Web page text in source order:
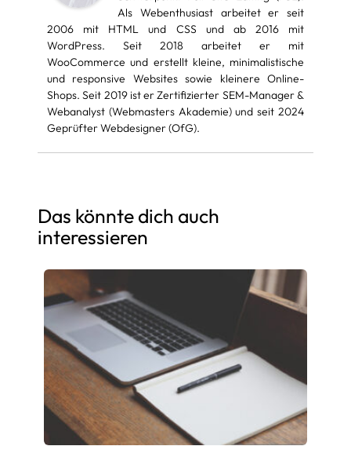
Als Webenthusiast arbeitet er seit
2006 mit HTML und CSS und ab 2016 mit
WordPress. Seit 2018 arbeitet er mit
WooCommerce und erstellt kleine, minimalistische
und responsive Websites sowie kleinere Online-
Shops. Seit 2019 ist er Zertifizierter SEM-Manager &
Webanalyst (Webmasters Akademie) und seit 2024
Geprüfter Webdesigner (OfG).
Das könnte dich auch
interessieren